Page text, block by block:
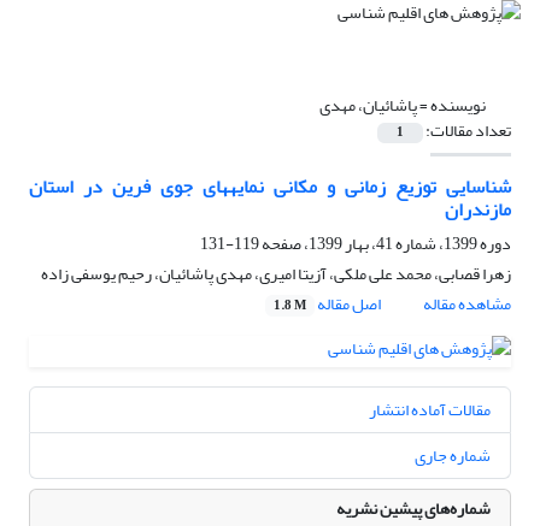
نویسنده =پاشائیان، مهدی
تعداد مقالات: 1
شناسایی توزیع زمانی و مکانی نمایه‏های جوی فرین در استان
مازندران
دوره 1399، شماره 41، بهار 1399، صفحه
119-131
زهرا قصابی، محمد علی ملکی، آزیتا امیری، مهدی پاشائیان، رحیم یوسفی زاده
مشاهده مقاله
اصل مقاله 1.8 M
مقالات آماده انتشار
شماره جاری
شماره‌های پیشین نشریه